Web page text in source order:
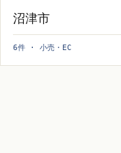
沼津市
6件 · 小売・EC